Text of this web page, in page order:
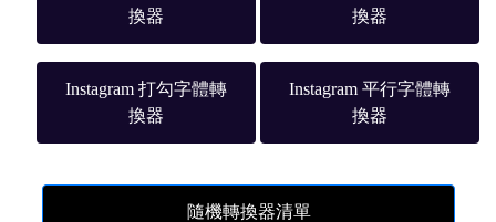
換器
換器
Instagram 打勾字體轉
換器
Instagram 平行字體轉
換器
隨機轉換器清單